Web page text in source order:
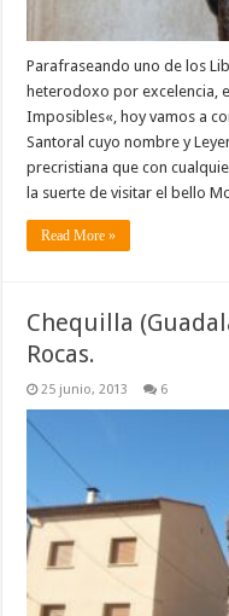
Parafraseando uno de los
heterodoxo por excelencia,
Imposibles«, hoy vamos a
Santoral cuyo nombre y
precristiana que con
la suerte de visitar el bello
Read More »
Chequilla
Rocas.
25 junio, 2013 6